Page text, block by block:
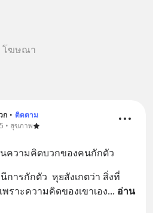
โฆษณา
ก • ติดตาม
• สุขภาพ
ความคิดบวกของคนกักตัว
ารกักตัว  หุยสังเกตว่า สิ่งที่
ราะความคิดของเขาเอง... อ่าน